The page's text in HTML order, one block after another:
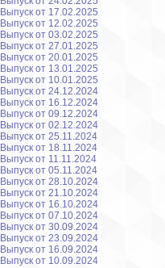
Выпуск от 17.02.2025
Выпуск от 12.02.2025
Выпуск от 03.02.2025
Выпуск от 27.01.2025
Выпуск от 20.01.2025
Выпуск от 13.01.2025
Выпуск от 10.01.2025
Выпуск от 24.12.2024
Выпуск от 16.12.2024
Выпуск от 09.12.2024
Выпуск от 02.12.2024
Выпуск от 25.11.2024
Выпуск от 18.11.2024
Выпуск от 11.11.2024
Выпуск от 05.11.2024
Выпуск от 28.10.2024
Выпуск от 21.10.2024
Выпуск от 16.10.2024
Выпуск от 07.10.2024
Выпуск от 30.09.2024
Выпуск от 23.09.2024
Выпуск от 16.09.2024
Выпуск от 10.09.2024